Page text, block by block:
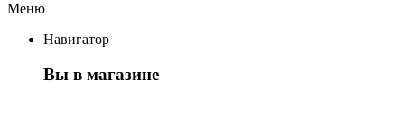
Меню
Навигатор
Вы в магазине